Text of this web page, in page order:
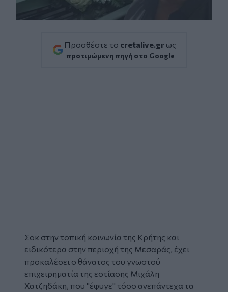
Προσθέστε το cretalive.gr ως
προτιμώμενη πηγή στο Google
Σοκ στην τοπική κοινωνία της Κρήτης και
ειδικότερα στην περιοχή της Μεσαράς, έχει
προκαλέσει ο θάνατος του γνωστού
επιχειρηματία της εστίασης Μιχάλη
Χατζηδάκη, που "έφυγε" τόσο ανεπάντεχα τα